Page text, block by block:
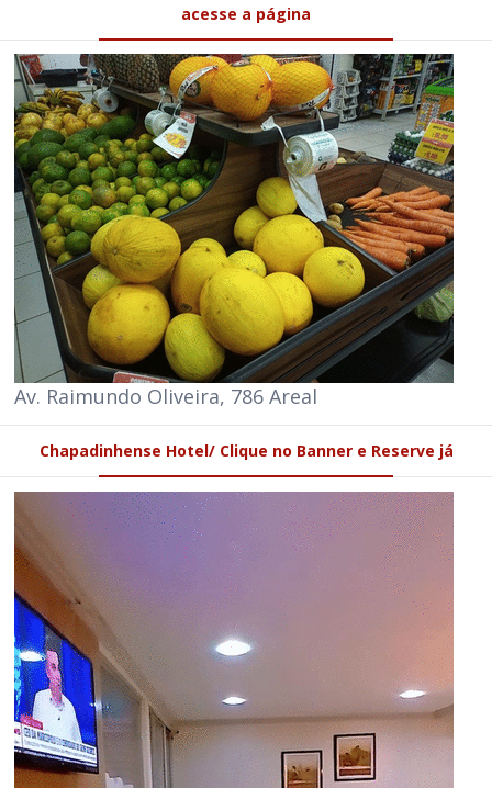
acesse a página
Av. Raimundo Oliveira, 786 Areal
Chapadinhense Hotel/ Clique no Banner e Reserve já